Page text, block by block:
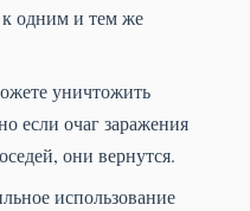
одним и тем же
уничтожить
если очаг заражения
они вернутся.
использование